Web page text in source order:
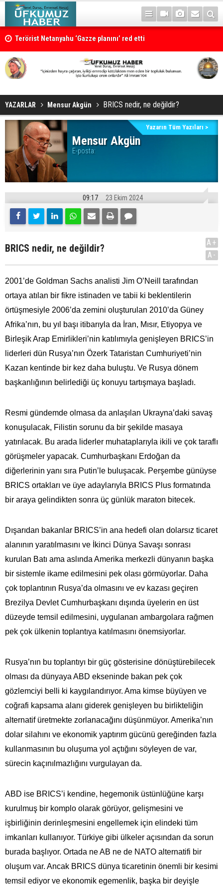
Terörist Netanyahu ‘Gazze planını’ red etti
Demirtaş ve Mızraklı’dan Genel Kurul’a mesaj: ‘Bu süreç bölünme
süreci değildir’
YAZARLAR Mensur Akgün BRICS nedir, ne değildir?
Mensur Akgün
E-posta:
Yazarın Tüm Yazıları >
09:17 23 Ekim 2024
BRICS nedir, ne değildir?
A+
A-
2001’de Goldman Sachs analisti Jim O’Neill tarafından
ortaya atılan bir fikre istinaden ve tabii ki beklentilerin
örtüşmesiyle 2006’da zemini oluşturulan 2010’da Güney
Afrika’nın, bu yıl başı itibarıyla da İran, Mısır, Etiyopya ve
Birleşik Arap Emirlikleri’nin katılımıyla genişleyen BRICS’in
liderleri dün Rusya’nın Özerk Tataristan Cumhuriyeti’nin
Kazan kentinde bir kez daha buluştu. Ve Rusya dönem
başkanlığının belirlediği üç konuyu tartışmaya başladı.
Resmi gündemde olmasa da anlaşılan Ukrayna’daki savaş
konuşulacak, Filistin sorunu da bir şekilde masaya
yatırılacak. Bu arada liderler muhataplarıyla ikili ve çok taraflı
görüşmeler yapacak. Cumhurbaşkanı Erdoğan da
diğerlerinin yanı sıra Putin’le buluşacak. Perşembe günüyse
BRICS ortakları ve üye adaylarıyla BRICS Plus formatında
bir araya gelindikten sonra üç günlük maraton bitecek.
Dışarıdan bakanlar BRICS’in ana hedefi olan dolarsız ticaret
alanının yaratılmasını ve İkinci Dünya Savaşı sonrası
kurulan Batı ama aslında Amerika merkezli dünyanın başka
bir sistemle ikame edilmesini pek olası görmüyorlar. Daha
çok toplantının Rusya’da olmasını ve ev kazası geçiren
Brezilya Devlet Cumhurbaşkanı dışında üyelerin en üst
düzeyde temsil edilmesini, uygulanan ambargolara rağmen
pek çok ülkenin toplantıya katılmasını önemsiyorlar.
Rusya’nın bu toplantıyı bir güç gösterisine dönüştürebilecek
olması da dünyaya ABD ekseninde bakan pek çok
gözlemciyi belli ki kaygılandırıyor. Ama kimse büyüyen ve
coğrafi kapsama alanı giderek genişleyen bu birlikteliğin
alternatif üretmekte zorlanacağını düşünmüyor. Amerika’nın
dolar silahını ve ekonomik yaptırım gücünü gereğinden fazla
kullanmasının bu oluşuma yol açtığını söyleyen de var,
sürecin kaçınılmazlığını vurgulayan da.
ABD ise BRICS’i kendine, hegemonik üstünlüğüne karşı
kurulmuş bir komplo olarak görüyor, gelişmesini ve
işbirliğinin derinleşmesini engellemek için elindeki tüm
imkanları kullanıyor. Türkiye gibi ülkeler açısından da sorun
burada başlıyor. Ortada ne AB ne de NATO alternatifi bir
oluşum var. Ancak BRICS dünya ticaretinin önemli bir kesimi
temsil ediyor ve ekonomik egemenlik, başka bir deyişle